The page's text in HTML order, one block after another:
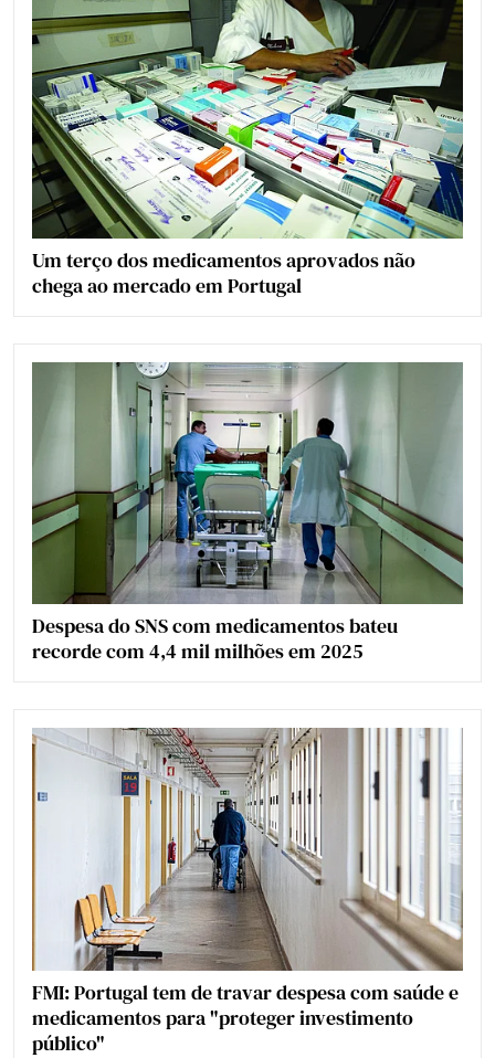
Um terço dos medicamentos aprovados não
chega ao mercado em Portugal
Despesa do SNS com medicamentos bateu
recorde com 4,4 mil milhões em 2025
FMI: Portugal tem de travar despesa com saúde e
medicamentos para "proteger investimento
público"